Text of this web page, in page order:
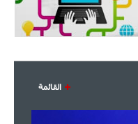
18:10
أنشيلوتي يصر على جلب كيليني
وقدوم الإيطالي يقترب
القائمة